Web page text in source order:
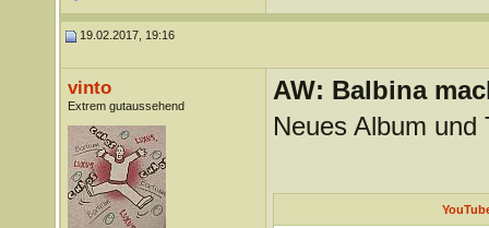
19.02.2017, 19:16
vinto
Extrem gutaussehend
AW: Balbina
Neues Album